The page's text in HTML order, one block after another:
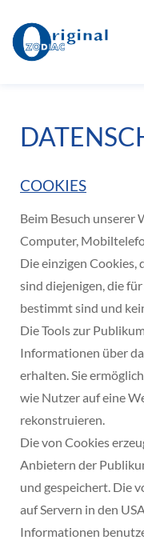
COOKIES
Beim Besuch unserer
Computer,
Die einzigen Cookies,
sind diejenigen, die
bestimmt sind und
Die Tools zur
Informationen über
erhalten. Sie
wie Nutzer auf eine
rekonstruieren.
Die von Cookies
Anbietern der
und gespeichert. Die
auf Servern in den
Informationen